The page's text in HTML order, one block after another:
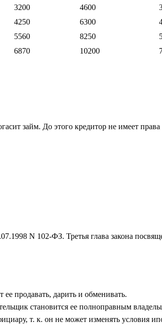
3200 4600
4250 6300
5560 8250
6870 10200
займ. До этого кредитор не имеет
N 102-ФЗ. Третья глава закона
продавать, дарить и обменивать.
становится ее полноправным
т. к. он не может изменять условия